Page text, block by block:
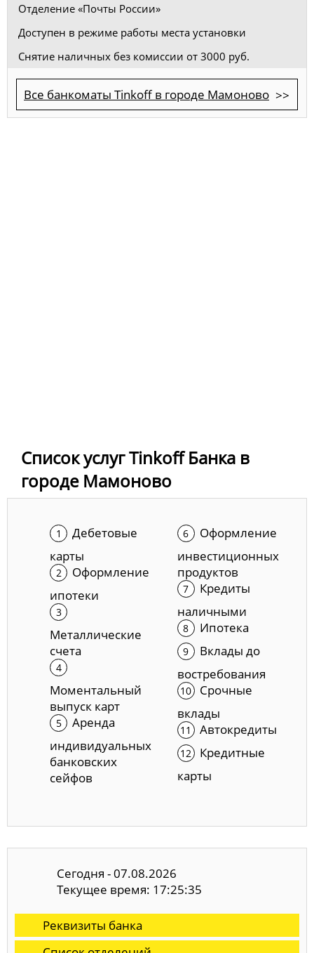
Отделение «Почты России»
Доступен в режиме работы места установки
Снятие наличных без комиссии от 3000 руб.
Все банкоматы Tinkoff в городе Мамоново
Список услуг Tinkoff Банка в
городе Мамоново
Дебетовые
карты
Оформление
ипотеки
Металлические
счета
Моментальный
выпуск карт
Аренда
индивидуальных
банковских
сейфов
Оформление
инвестиционных
продуктов
Кредиты
наличными
Ипотека
Вклады до
востребования
Срочные
вклады
Автокредиты
Кредитные
карты
Сегодня - 07.08.2026
Текущее время: 17:25:36
Реквизиты банка